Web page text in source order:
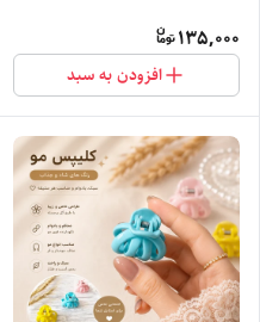
135,000
افزودن به سبد